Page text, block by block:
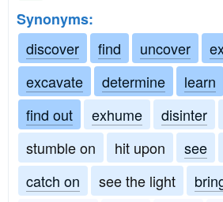
Synonyms:
discover
find uncover
excavate
determine learn
find out
exhume disinter
stumble on
hit upon see
catch on
see the light